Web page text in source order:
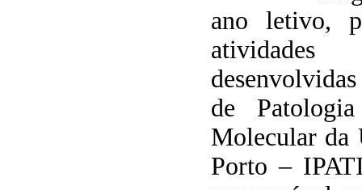
ano letivo,
atividades
de
Molecular da
Porto –